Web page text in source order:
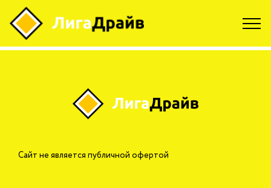
Skip to content
Капустина Ирина
Сайт не является публичной офертой